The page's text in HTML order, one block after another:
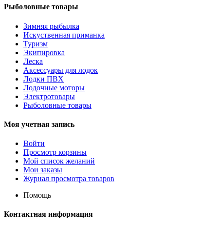
Рыболовные товары
Зимняя рыбылка
Искуственная приманка
Туризм
Экипировка
Леска
Аксессуары для лодок
Лодки ПВХ
Лодочные моторы
Электротовары
Рыболовные товары
Моя учетная запись
Войти
Просмотр корзины
Мой список желаний
Мои заказы
Журнал просмотра товаров
Помощь
Контактная информация